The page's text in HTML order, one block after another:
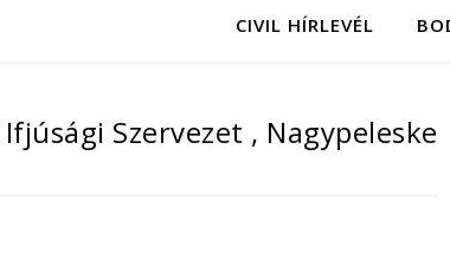
CIVIL HÍRLEVÉL
Szervezet , Nagypeleske